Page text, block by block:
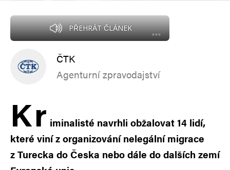
PŘEHRÁT ČLÁNEK
ČTK
Agenturní zpravodajství
Kr iminalisté navrhli obžalovat 14 lidí,
které viní z organizování nelegální migrace
z Turecka do Česka nebo dále do dalších zemí